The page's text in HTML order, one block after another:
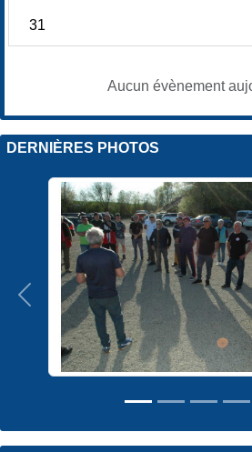
31
Aucun évènement
DERNIÈRES PHOTOS
Précedent